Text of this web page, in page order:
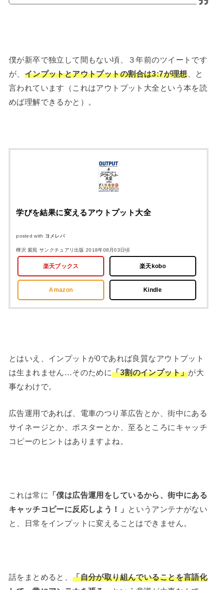
僕が新卒で独立して間もない頃、３年前のツイートです
が、 インプットとアウトプットの割合は3:7が理想、と
言われています（これはアウトプット大全という本を読
めば理解できるかと）。
学びを結果に変えるアウトプット大全
posted with ヨメレバ
樺沢 紫苑 サンクチュアリ出版 2018年08月03日頃
楽天ブックス 楽天kobo
Amazon Kindle
とはいえ、インプットが0であれば良質なアウトプット
は生まれません…そのために「3割のインプット」が大
事なわけで。
広告運用であれば、電車のつり革広告とか、街中にある
サイネージとか、ポスターとか、至るところにキャッチ
コピーのヒントはありますよね。
これは常に
「僕は広告運用をしているから、街中にある
キャッチコピーに反応しよう！」
というアンテナがない
と、日常をインプットに変えることはできません。
話をまとめると、 「自分が取り組んでいることを言語化